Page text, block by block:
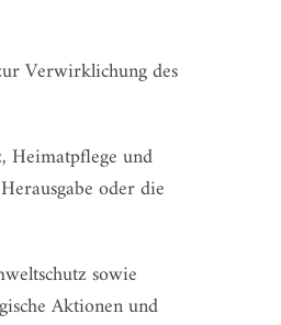
Verwirklichung des
Heimatpflege und
oder die
sowie
Aktionen und